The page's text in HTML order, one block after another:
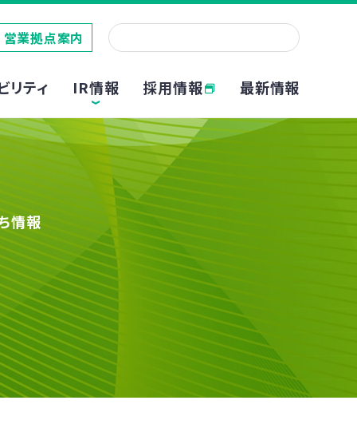
リティ IR情報 採用情報 最新情報
営業拠点案内
情報